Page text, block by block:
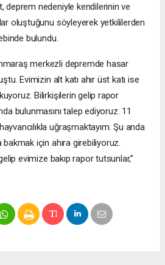
deprem nedeniyle kendilerinin ve
oluştuğunu söyleyerek yetkililerden
bulundu.
merkezli depremde hasar
Evimizin alt katı ahır üst katı ise
Bilirkişilerin gelip rapor
bulunmasını talep ediyoruz. 11
uğraşmaktayım. Şu anda
için ahıra girebiliyoruz.
evimize bakıp rapor tutsunlar,”